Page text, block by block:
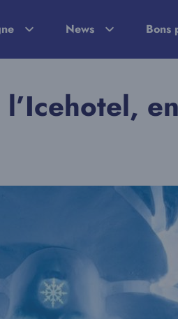
News Bons